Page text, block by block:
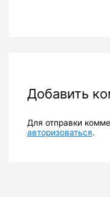
Добавить
Для отправки
авторизоваться.